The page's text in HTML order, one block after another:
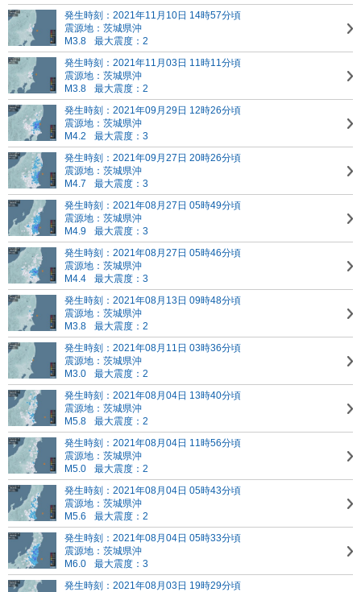
発生時刻：2021年11月10日 14時57分頃
震源地：茨城県沖
M3.8
最大震度：2
発生時刻：2021年11月03日 11時11分頃
震源地：茨城県沖
M3.8
最大震度：2
発生時刻：2021年09月29日 12時26分頃
震源地：茨城県沖
M4.2
最大震度：3
発生時刻：2021年09月27日 20時26分頃
震源地：茨城県沖
M4.7
最大震度：3
発生時刻：2021年08月27日 05時49分頃
震源地：茨城県沖
M4.9
最大震度：3
発生時刻：2021年08月27日 05時46分頃
震源地：茨城県沖
M4.4
最大震度：3
発生時刻：2021年08月13日 09時48分頃
震源地：茨城県沖
M3.8
最大震度：2
発生時刻：2021年08月11日 03時36分頃
震源地：茨城県沖
M3.0
最大震度：2
発生時刻：2021年08月04日 13時40分頃
震源地：茨城県沖
M5.8
最大震度：2
発生時刻：2021年08月04日 11時56分頃
震源地：茨城県沖
M5.0
最大震度：2
発生時刻：2021年08月04日 05時43分頃
震源地：茨城県沖
M5.6
最大震度：2
発生時刻：2021年08月04日 05時33分頃
震源地：茨城県沖
M6.0
最大震度：3
発生時刻：2021年08月03日 19時29分頃